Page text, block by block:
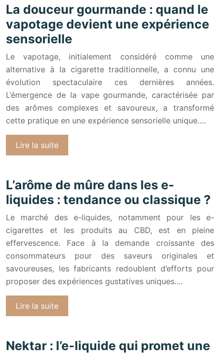
La douceur gourmande : quand le
vapotage devient une expérience
sensorielle
Le vapotage, initialement considéré comme une
alternative à la cigarette traditionnelle, a connu une
évolution spectaculaire ces dernières années.
L’émergence de la vape gourmande, caractérisée par
des arômes complexes et savoureux, a transformé
cette pratique en une expérience sensorielle unique….
Lire la suite
L’arôme de mûre dans les e-
liquides : tendance ou classique ?
Le marché des e-liquides, notamment pour les e-
cigarettes et les produits au CBD, est en pleine
effervescence. Face à la demande croissante des
consommateurs pour des saveurs originales et
savoureuses, les fabricants redoublent d’efforts pour
proposer des expériences gustatives uniques….
Lire la suite
Nektar : l’e-liquide qui promet une